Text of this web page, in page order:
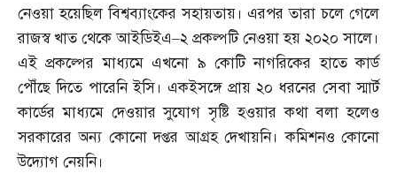
নেওয়া হয়েছিল বিশ্বব্যাংকের সহায়তায়। এরপর তারা চলে গেলে
রাজস্ব খাত থেকে আইডিইএ–২ প্রকল্পটি নেওয়া হয় ২০২০ সালে।
এই প্রকল্পের মাধ্যমে এখনো ৯ কোটি নাগরিকের হাতে কার্ড
পৌঁছে দিতে পারেনি ইসি। একইসঙ্গে প্রায় ২০ ধরনের সেবা স্মার্ট
কার্ডের মাধ্যমে দেওয়ার সুযোগ সৃষ্টি হওয়ার কথা বলা হলেও
সরকারের অন্য কোনো দপ্তর আগ্রহ দেখায়নি। কমিশনও কোনো
উদ্যোগ নেয়নি।